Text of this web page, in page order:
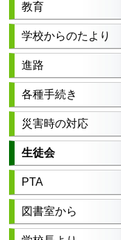
教育
学校からのたより
進路
各種手続き
災害時の対応
生徒会
PTA
図書室から